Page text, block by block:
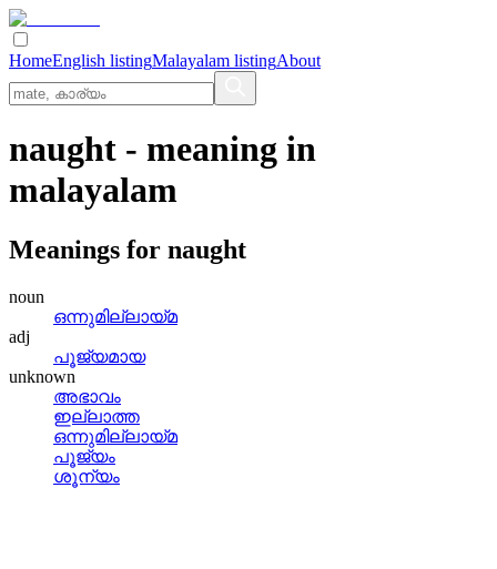
HomeEnglish listingMalayalam listingAbout
naught - meaning in
malayalam
Meanings for naught
noun
ഒന്നുമില്ലായ്‌മ
adj
പൂജ്യമായ
unknown
അഭാവം
ഇല്ലാത്ത
ഒന്നുമില്ലായ്മ
പൂജ്യം
ശൂന്യം